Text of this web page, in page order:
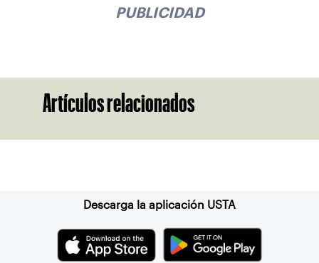
PUBLICIDAD
Artículos relacionados
Descarga la aplicación USTA